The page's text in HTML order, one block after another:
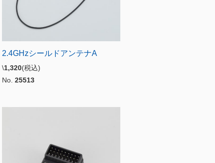
2.4GHzシールドアンテナA
\1,320(税込)
No. 25513